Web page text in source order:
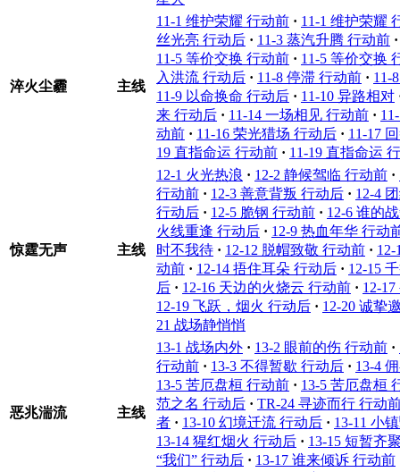
淬火尘霾 主线
11-1 维护荣耀 行动前 · 11-1 维护荣耀
丝光亮 行动后 · 11-3 蒸汽升腾 行动前 ·
11-5 等价交换 行动前 · 11-5 等价交换
入洪流 行动后 · 11-8 停滞 行动前 · 11-
11-9 以命换命 行动后 · 11-10 异路相对
来 行动后 · 11-14 一场相见 行动前 ·
动前 · 11-16 荣光猎场 行动后 · 11-17
19 直指命运 行动前 · 11-19 直指命运
惊霆无声 主线
12-1 火光热浪 · 12-2 静候驾临 行动前 ·
行动前 · 12-3 善意背叛 行动后 · 12-4
行动后 · 12-5 脆钢 行动前 · 12-6 谁的
火线重逢 行动后 · 12-9 热血年华 行动
时不我待 · 12-12 脱帽致敬 行动前 ·
动前 · 12-14 捂住耳朵 行动后 · 12-15
后 · 12-16 天边的火烧云 行动前 · 12-
12-19 飞跃，烟火 行动后 · 12-20 诚挚
21 战场静悄悄
恶兆湍流 主线
13-1 战场内外 · 13-2 眼前的伤 行动前 ·
行动前 · 13-3 不得暂歇 行动后 · 13-4
13-5 苦厄盘桓 行动前 · 13-5 苦厄盘桓
范之名 行动后 · TR-24 寻迹而行 行动
者 · 13-10 幻境迁流 行动后 · 13-11 小
13-14 猩红烟火 行动后 · 13-15 短暂齐
“我们” 行动后 · 13-17 谁来倾诉 行动前